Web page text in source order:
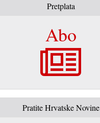
Pretplata
Abo
Pratite Hrvatske Novine